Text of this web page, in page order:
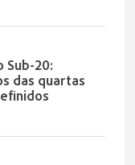
Sub-20:
das quartas